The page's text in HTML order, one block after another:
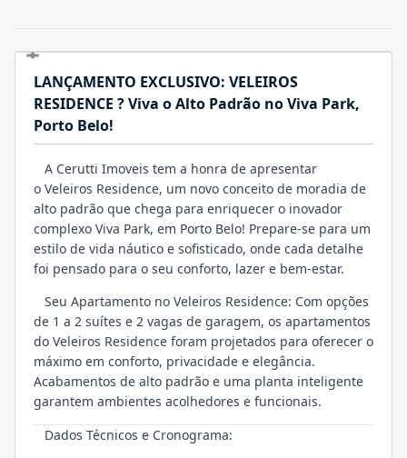
LANÇAMENTO EXCLUSIVO: VELEIROS
RESIDENCE ? Viva o Alto Padrão no Viva Park,
Porto Belo!
A Cerutti Imoveis tem a honra de apresentar
o Veleiros Residence, um novo conceito de moradia de
alto padrão que chega para enriquecer o inovador
complexo Viva Park, em Porto Belo! Prepare-se para um
estilo de vida náutico e sofisticado, onde cada detalhe
foi pensado para o seu conforto, lazer e bem-estar.
Seu Apartamento no Veleiros Residence: Com opções
de 1 a 2 suítes e 2 vagas de garagem, os apartamentos
do Veleiros Residence foram projetados para oferecer o
máximo em conforto, privacidade e elegância.
Acabamentos de alto padrão e uma planta inteligente
garantem ambientes acolhedores e funcionais.
Dados Técnicos e Cronograma: